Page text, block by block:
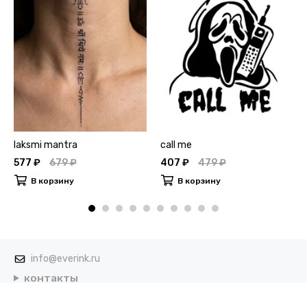
laksmi mantra
577 ₽
679 ₽
В корзину
call me
407 ₽
479 ₽
В корзину
info@everink.ru
контакты